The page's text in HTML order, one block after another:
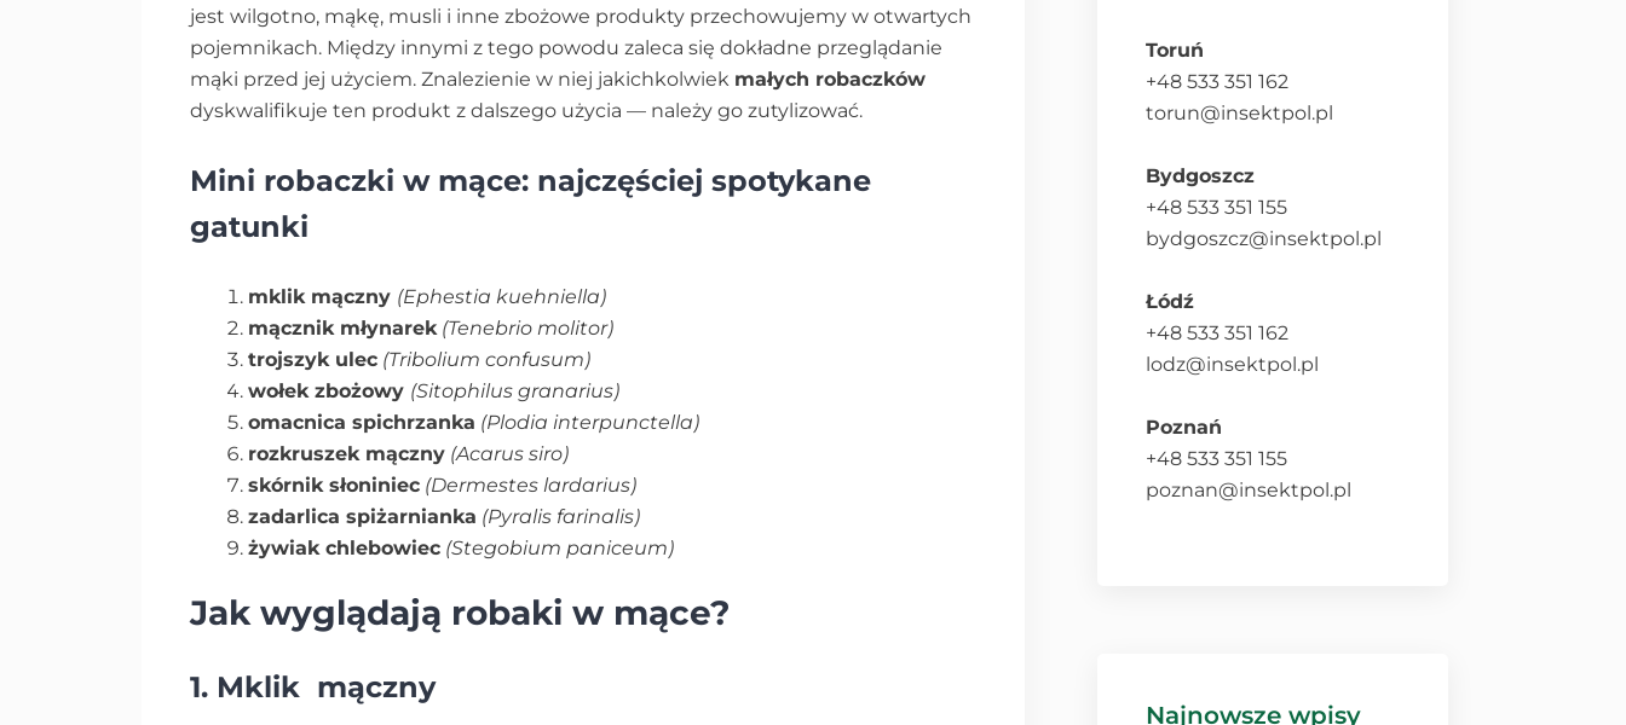
jest wilgotno, mąkę, musli i inne zbożowe produkty przechowujemy w otwartych
pojemnikach. Między innymi z tego powodu zaleca się dokładne przeglądanie
mąki przed jej użyciem. Znalezienie w niej jakichkolwiek małych robaczków
dyskwalifikuje ten produkt z dalszego użycia — należy go zutylizować.
Mini robaczki w mące: najczęściej spotykane
gatunki
mklik mączny (Ephestia kuehniella)
mącznik młynarek (Tenebrio molitor)
trojszyk ulec (Tribolium confusum)
wołek zbożowy (Sitophilus granarius)
omacnica spichrzanka (Plodia interpunctella)
rozkruszek mączny (Acarus siro)
skórnik słoniniec (Dermestes lardarius)
zadarlica spiżarnianka (Pyralis farinalis)
żywiak chlebowiec (Stegobium paniceum)
Jak wyglądają robaki w mące?
1. Mklik mączny
Toruń
+48 533 351 162
torun@insektpol.pl
Bydgoszcz
+48 533 351 155
bydgoszcz@insektpol.pl
Łódź
+48 533 351 162
lodz@insektpol.pl
Poznań
+48 533 351 155
poznan@insektpol.pl
Najnowsze wpisy